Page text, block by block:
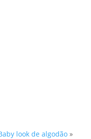
look de algodão »